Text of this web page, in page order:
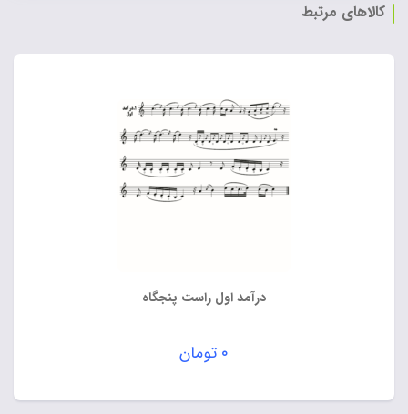
کالاهای مرتبط
درآمد اول راست پنجگاه
۰ تومان